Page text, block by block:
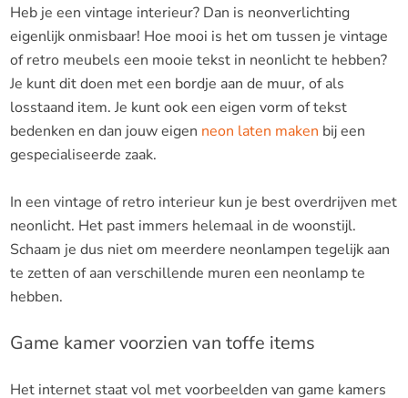
Heb je een vintage interieur? Dan is neonverlichting
eigenlijk onmisbaar! Hoe mooi is het om tussen je vintage
of retro meubels een mooie tekst in neonlicht te hebben?
Je kunt dit doen met een bordje aan de muur, of als
losstaand item. Je kunt ook een eigen vorm of tekst
bedenken en dan jouw eigen neon laten maken bij een
gespecialiseerde zaak.
In een vintage of retro interieur kun je best overdrijven met
neonlicht. Het past immers helemaal in de woonstijl.
Schaam je dus niet om meerdere neonlampen tegelijk aan
te zetten of aan verschillende muren een neonlamp te
hebben.
Game kamer voorzien van toffe items
Het internet staat vol met voorbeelden van game kamers